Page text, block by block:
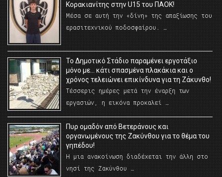
Κορακιανίτης στην U15 του ΠΑΟΚ!
Μέσα σε αυτή την «δίνη» της απαξίωσης του
ερασιτεχνικού ποδοσφαίρου. …
Το Δημοτικό Στάδιο παραμένει εργοτάξιο
μόνο με… κάτι σπασμένα πλακάκια και ο
χρόνος τελειώνει επικίνδυνα για τη Ζάκυνθο!
Τέσσερις ημέρες μετά την έναρξη των
εργασιών, η εικόνα προκαλεί …
Πυρ ομαδόν από Βετεράνους και
οργανωμένους της Ζακύνθου για το θέμα του
γηπέδου!
Η μια ανακοίνωση διαδέχεται την άλλη στο
νησί της Ζακύνθου …